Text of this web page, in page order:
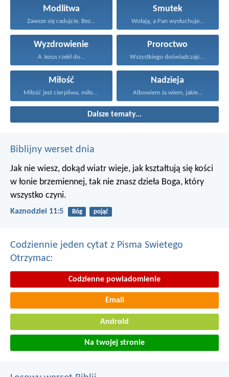
Modlitwa
Zawsze się radujcie. Bez...
Smutek
Wołają, a Pan wysłuchuje...
Wyzdrowienie
A Jezus rzekł do...
Proroctwo
Wszystkiego doświadczajcie, co dobre...
Miłość
Miłość jest cierpliwa, miłość...
Nadzieja
Albowiem Ja wiem, jakie...
Dalsze tematy...
Biblijny werset dnia
Jak nie wiesz, dokąd wiatr wieje, jak kształtują się kości
w łonie brzemiennej, tak nie znasz dzieła Boga, który
wszystko czyni.
Kaznodziei 11:5 Bóg pojąć
Codziennie jeden cytat z Pisma Swietego
Otrzymac:
Codzienne powiadomienie
Email
Android
Na twojej stronie